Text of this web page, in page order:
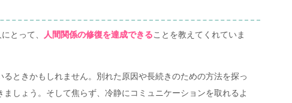
とって、 人間関係の修復を達成できることを教えてくれていま
ときかもしれません。別れた原因や長続きのための方法を探っ
しょう。そして焦らず、冷静にコミュニケーションを取れるよ